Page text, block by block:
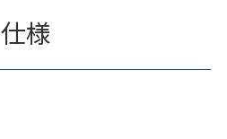
仕様